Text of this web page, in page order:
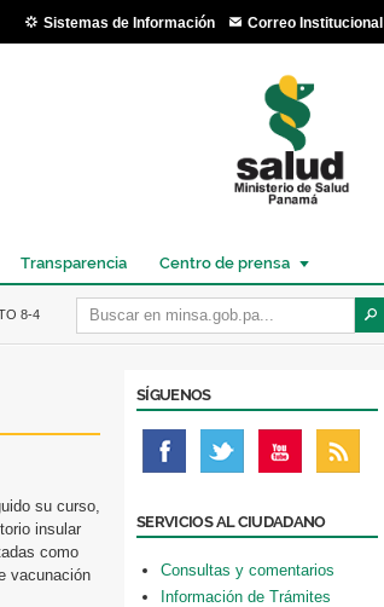
Sistemas de Información Correo Institucional
Transparencia Centro de prensa
8-4
su curso,
insular
como
vacunación
SÍGUENOS
SERVICIOS AL CIUDADANO
Consultas y comentarios
Información de Trámites